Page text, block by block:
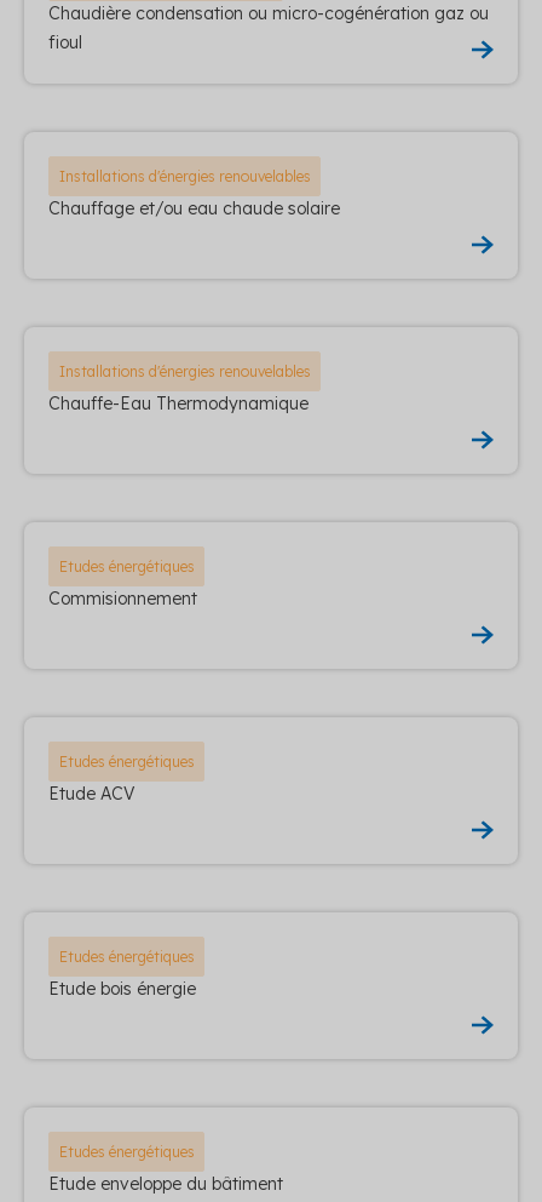
Chaudière condensation ou micro-cogénération gaz ou
fioul
Installations d'énergies renouvelables
Chauffage et/ou eau chaude solaire
Installations d'énergies renouvelables
Chauffe-Eau Thermodynamique
Etudes énergétiques
Commisionnement
Etudes énergétiques
Etude ACV
Etudes énergétiques
Etude bois énergie
Etudes énergétiques
Etude enveloppe du bâtiment